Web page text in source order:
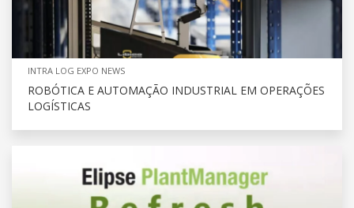
INTRA LOG EXPO NEWS
ROBÓTICA E AUTOMAÇÃO INDUSTRIAL EM OPERAÇÕES
LOGÍSTICAS